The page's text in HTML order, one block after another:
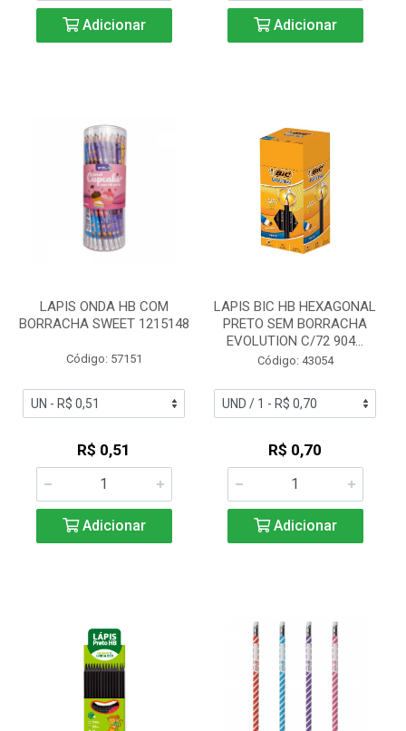
Adicionar Adicionar
LAPIS ONDA HB COM
BORRACHA SWEET 1215148
Código: 57151
R$ 0,51
Adicionar
LAPIS BIC HB HEXAGONAL
PRETO SEM BORRACHA
EVOLUTION C/72 904...
Código: 43054
R$ 0,70
Adicionar